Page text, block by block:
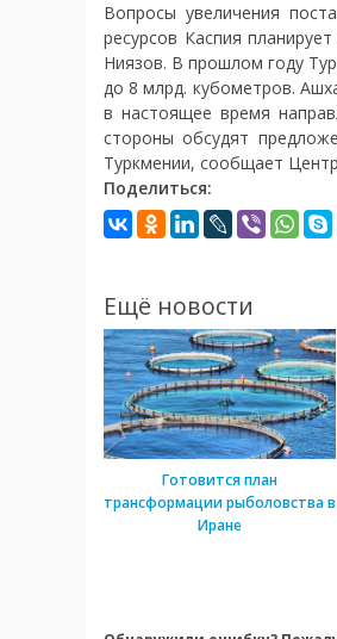
Вопросы увеличения
ресурсов Каспия
Ниязов. В прошлом году
до 8 млрд. кубометров.
в настоящее время
стороны обсудят
Туркмении, сообщает
Поделиться:
Ещё новости
Готовится план
трансформации рыболовства в
Иране